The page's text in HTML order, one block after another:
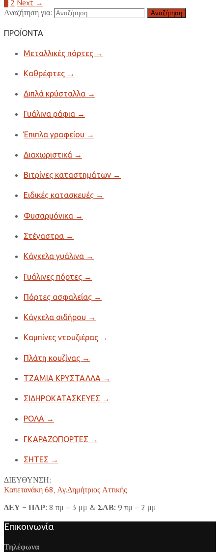
1 2 Next →
Αναζήτηση για:
ΠΡΟΪΟΝΤΑ
Μεταλλικές πόρτες →
Καθρέφτες →
Διπλά κρύσταλλα →
Γυάλινα ράφια →
Έπιπλα γραφείου →
Διαχωριστικά →
Βιτρίνες καταστημάτων →
Ειδικές κατασκευές →
Φυσαρμόνικα →
Στέγαστρα →
Κάγκελα γυάλινα →
Γυάλινες πόρτες →
Πόρτες ασφαλείας →
Κάγκελα σιδήρου →
Καμπίνες ντουζιέρας →
Πλάτη κουζίνας →
ΤΖΑΜΙΑ ΚΡΥΣΤΑΛΛΑ →
ΣΙΔΗΡΟΚΑΤΑΣΚΕΥΕΣ →
ΡΟΛΑ →
ΓΚΑΡΑΖΟΠΟΡΤΕΣ →
ΣΗΤΕΣ →
ΔΙΕΥΘΥΝΣΗ:
Καπετανάκη 68, Αγ.Δημήτριος Αττικής
ΔΕΥ – ΠΑΡ: 8 πμ – 3 μμ & ΣΑΒ: 9 πμ – 2 μμ
Επικοινωνία
Τηλέφωνα